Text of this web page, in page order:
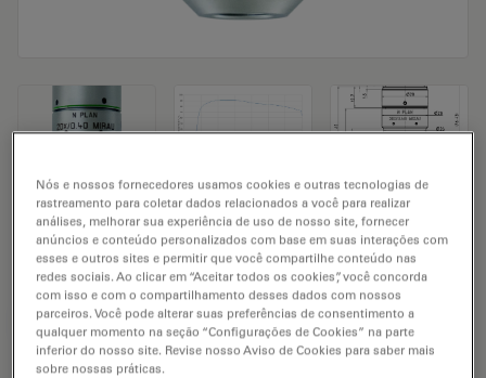
Microscope Objective N PLAN L 20x/0.40
MIRAU
SOLICITAÇÃO DE ORÇAMENTO
Nós e nossos fornecedores usamos cookies e outras tecnologias de
rastreamento para coletar dados relacionados a você para realizar
análises, melhorar sua experiência de uso de nosso site, fornecer
anúncios e conteúdo personalizados com base em suas interações com
esses e outros sites e permitir que você compartilhe conteúdo nas
redes sociais. Ao clicar em “Aceitar todos os cookies”, você concorda
com isso e com o compartilhamento desses dados com nossos
parceiros. Você pode alterar suas preferências de consentimento a
qualquer momento na seção “Configurações de Cookies” na parte
inferior do nosso site. Revise nosso Aviso de Cookies para saber mais
sobre nossas práticas.